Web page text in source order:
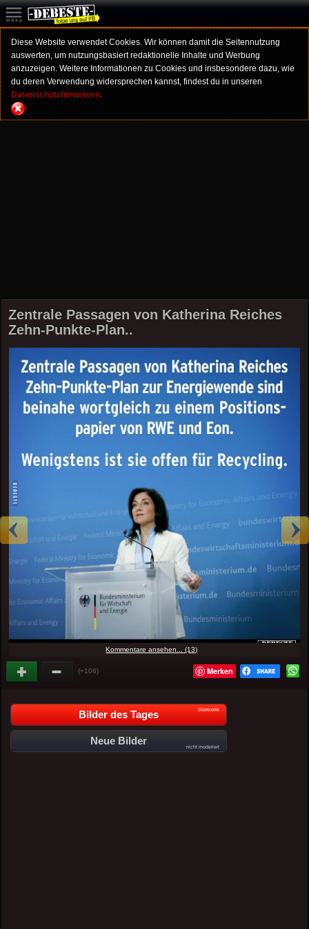
Diese Website verwendet Cookies. Wir können damit die Seitennutzung
auswerten, um nutzungsbasiert redaktionelle Inhalte und Werbung
anzuzeigen. Weitere Informationen zu Cookies und insbesondere dazu, wie
du deren Verwendung widersprechen kannst, findest du in unseren
Datenschutzhinweisen.
Zentrale Passagen von Katherina Reiches
Zehn-Punkte-Plan..
Kommentare ansehen... (13)
(+106) Merken
Bilder des Tages Startseite
Neue Bilder
nicht moderiert